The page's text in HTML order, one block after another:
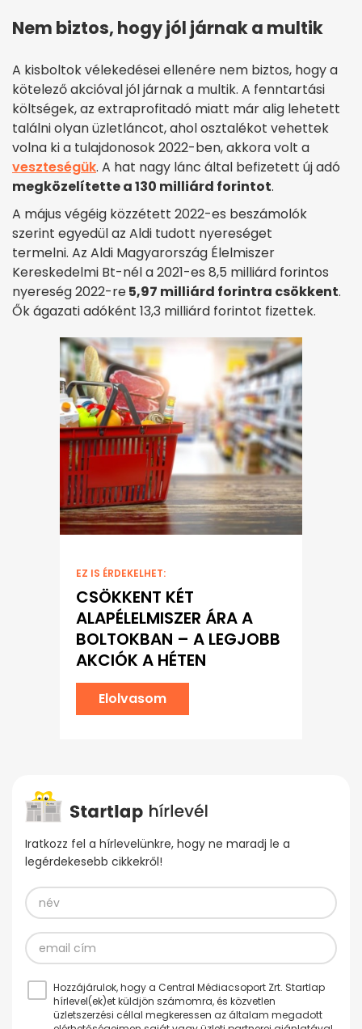
Nem biztos, hogy jól járnak a multik
A kisboltok vélekedései ellenére nem biztos, hogy a
kötelező akcióval jól járnak a multik. A fenntartási
költségek, az extraprofitadó miatt már alig lehetett
találni olyan üzletláncot, ahol osztalékot vehettek
volna ki a tulajdonosok 2022-ben, akkora volt a
veszteségük. A hat nagy lánc által befizetett új adó
megközelítette a 130 milliárd forintot.
A május végéig közzétett 2022-es beszámolók
szerint egyedül az Aldi tudott nyereséget
termelni. Az Aldi Magyarország Élelmiszer
Kereskedelmi Bt-nél a 2021-es 8,5 milliárd forintos
nyereség 2022-re5,97 milliárd forintra csökkent.
Ők ágazati adóként 13,3 milliárd forintot fizettek.
EZ IS ÉRDEKELHET:
CSÖKKENT KÉT
ALAPÉLELMISZER ÁRA A
BOLTOKBAN – A LEGJOBB
AKCIÓK A HÉTEN
Elolvasom
Iratkozz fel a hírlevelünkre, hogy ne maradj le a
legérdekesebb cikkekről!
Hozzájárulok, hogy a Central Médiacsoport Zrt. Startlap
hírlevel(ek)et küldjön számomra, és közvetlen
üzletszerzési céllal megkeressen az általam megadott